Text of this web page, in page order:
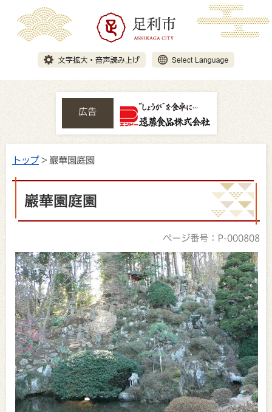
広告
トップ> 巖華園庭園
巖華園庭園
ページ番号：P-000808